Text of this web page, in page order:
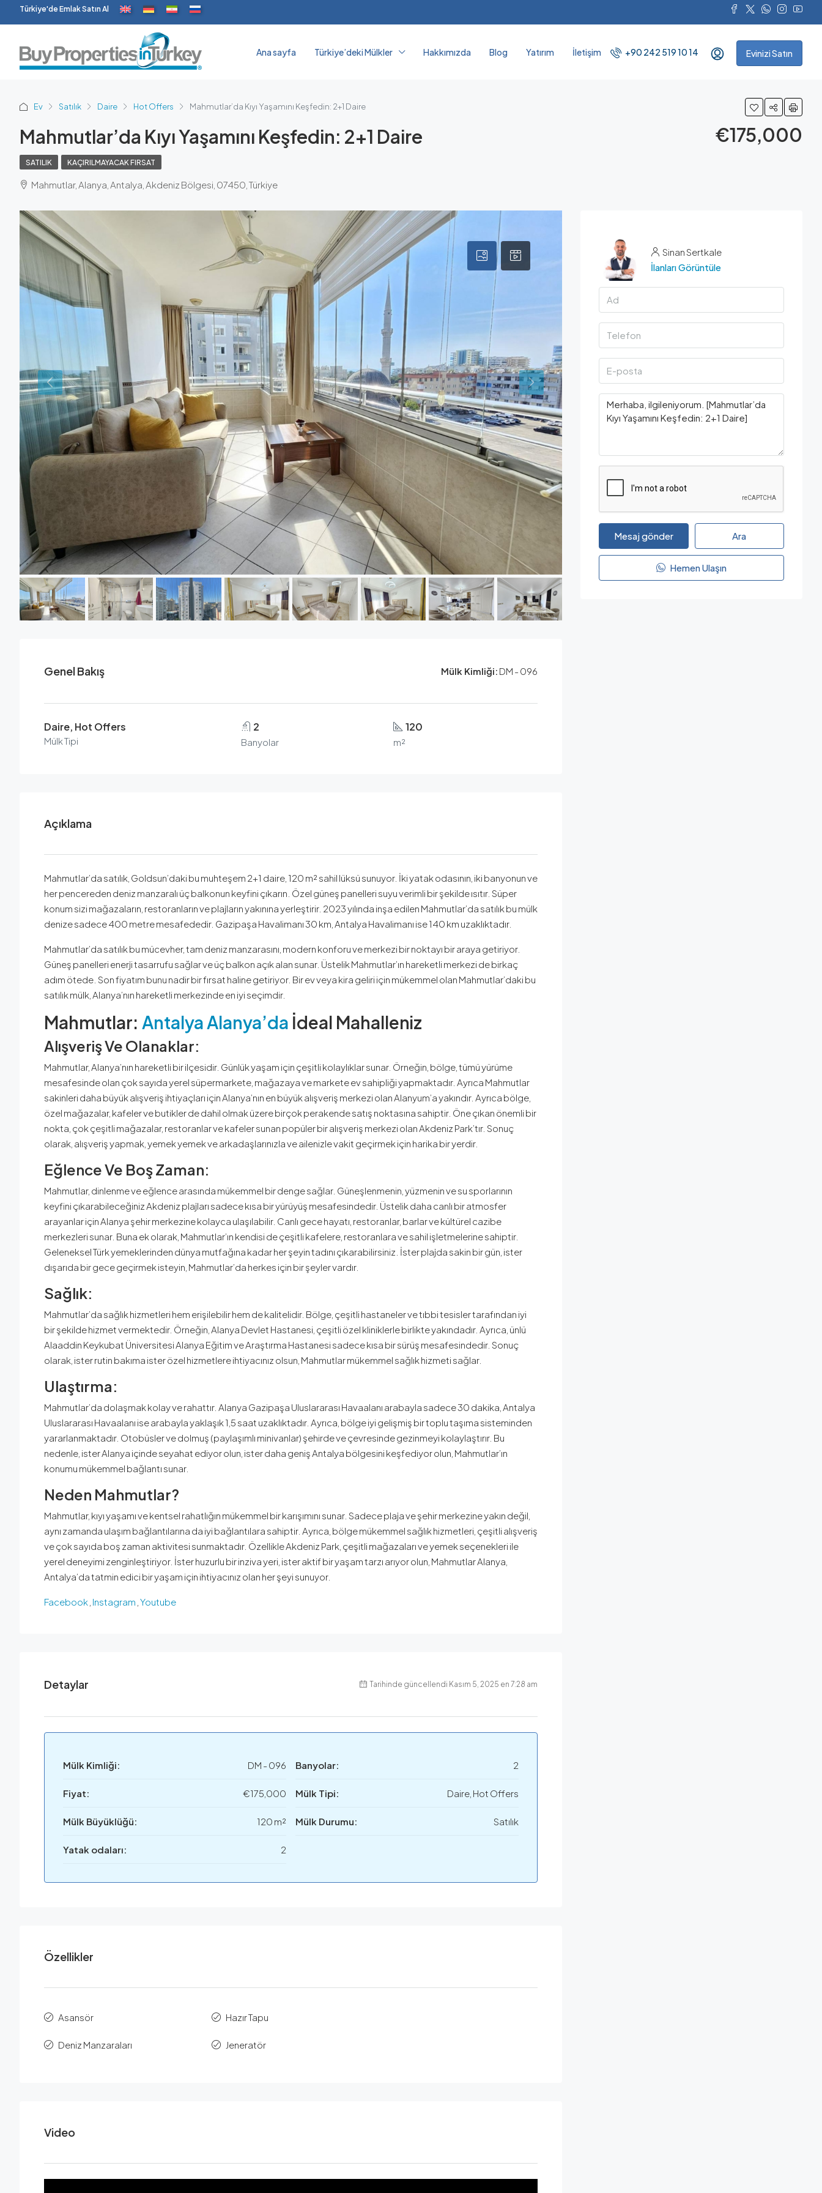
Türkiye'de Emlak Satın Al
Ana sayfa Türkiye’deki Mülkler Hakkımızda Blog Yatırım İletişim +90 242 519 10 14 Evinizi Satın
Ev Satılık Daire Hot Offers Mahmutlar’da Kıyı Yaşamını Keşfedin: 2+1 Daire
Mahmutlar’da Kıyı Yaşamını Keşfedin: 2+1 Daire €175,000
SATILIK KAÇIRILMAYACAK FIRSAT
Mahmutlar, Alanya, Antalya, Akdeniz Bölgesi, 07450, Türkiye
Genel Bakış Mülk Kimliği: DM - 096
Daire, Hot Offers
Mülk Tipi
2
Banyolar
120
m²
Açıklama
Mahmutlar’da satılık, Goldsun’daki bu muhteşem 2+1 daire, 120 m² sahil lüksü sunuyor. İki yatak odasının, iki banyonun ve
her pencereden deniz manzaralı üç balkonun keyfini çıkarın. Özel güneş panelleri suyu verimli bir şekilde ısıtır. Süper
konum sizi mağazaların, restoranların ve plajların yakınına yerleştirir. 2023 yılında inşa edilen Mahmutlar’da satılık bu mülk
denize sadece 400 metre mesafededir. Gazipaşa Havalimanı 30 km, Antalya Havalimanı ise 140 km uzaklıktadır.
Mahmutlar’da satılık bu mücevher, tam deniz manzarasını, modern konforu ve merkezi bir noktayı bir araya getiriyor.
Güneş panelleri enerji tasarrufu sağlar ve üç balkon açık alan sunar. Üstelik Mahmutlar’ın hareketli merkezi de birkaç
adım ötede. Son fiyatım bunu nadir bir fırsat haline getiriyor. Bir ev veya kira geliri için mükemmel olan Mahmutlar’daki bu
satılık mülk, Alanya’nın hareketli merkezinde en iyi seçimdir.
Mahmutlar: Antalya Alanya’da İdeal Mahalleniz
Alışveriş Ve Olanaklar:
Mahmutlar, Alanya’nın hareketli bir ilçesidir. Günlük yaşam için çeşitli kolaylıklar sunar. Örneğin, bölge, tümü yürüme
mesafesinde olan çok sayıda yerel süpermarkete, mağazaya ve markete ev sahipliği yapmaktadır. Ayrıca Mahmutlar
sakinleri daha büyük alışveriş ihtiyaçları için Alanya’nın en büyük alışveriş merkezi olan Alanyum’a yakındır. Ayrıca bölge,
özel mağazalar, kafeler ve butikler de dahil olmak üzere birçok perakende satış noktasına sahiptir. Öne çıkan önemli bir
nokta, çok çeşitli mağazalar, restoranlar ve kafeler sunan popüler bir alışveriş merkezi olan Akdeniz Park’tır. Sonuç
olarak, alışveriş yapmak, yemek yemek ve arkadaşlarınızla ve ailenizle vakit geçirmek için harika bir yerdir.
Eğlence Ve Boş Zaman:
Mahmutlar, dinlenme ve eğlence arasında mükemmel bir denge sağlar. Güneşlenmenin, yüzmenin ve su sporlarının
keyfini çıkarabileceğiniz Akdeniz plajları sadece kısa bir yürüyüş mesafesindedir. Üstelik daha canlı bir atmosfer
arayanlar için Alanya şehir merkezine kolayca ulaşılabilir. Canlı gece hayatı, restoranlar, barlar ve kültürel cazibe
merkezleri sunar. Buna ek olarak, Mahmutlar’ın kendisi de çeşitli kafelere, restoranlara ve sahil işletmelerine sahiptir.
Geleneksel Türk yemeklerinden dünya mutfağına kadar her şeyin tadını çıkarabilirsiniz. İster plajda sakin bir gün, ister
dışarıda bir gece geçirmek isteyin, Mahmutlar’da herkes için bir şeyler vardır.
Sağlık:
Mahmutlar’da sağlık hizmetleri hem erişilebilir hem de kalitelidir. Bölge, çeşitli hastaneler ve tıbbi tesisler tarafından iyi
bir şekilde hizmet vermektedir. Örneğin, Alanya Devlet Hastanesi, çeşitli özel kliniklerle birlikte yakındadır. Ayrıca, ünlü
Alaaddin Keykubat Üniversitesi Alanya Eğitim ve Araştırma Hastanesi sadece kısa bir sürüş mesafesindedir. Sonuç
olarak, ister rutin bakıma ister özel hizmetlere ihtiyacınız olsun, Mahmutlar mükemmel sağlık hizmeti sağlar.
Ulaştırma:
Mahmutlar’da dolaşmak kolay ve rahattır. Alanya Gazipaşa Uluslararası Havaalanı arabayla sadece 30 dakika, Antalya
Uluslararası Havaalanı ise arabayla yaklaşık 1,5 saat uzaklıktadır. Ayrıca, bölge iyi gelişmiş bir toplu taşıma sisteminden
yararlanmaktadır. Otobüsler ve dolmuş (paylaşımlı minivanlar) şehirde ve çevresinde gezinmeyi kolaylaştırır. Bu
nedenle, ister Alanya içinde seyahat ediyor olun, ister daha geniş Antalya bölgesini keşfediyor olun, Mahmutlar’ın
konumu mükemmel bağlantı sunar.
Neden Mahmutlar?
Mahmutlar, kıyı yaşamı ve kentsel rahatlığın mükemmel bir karışımını sunar. Sadece plaja ve şehir merkezine yakın değil,
aynı zamanda ulaşım bağlantılarına da iyi bağlantılara sahiptir. Ayrıca, bölge mükemmel sağlık hizmetleri, çeşitli alışveriş
ve çok sayıda boş zaman aktivitesi sunmaktadır. Özellikle Akdeniz Park, çeşitli mağazaları ve yemek seçenekleri ile
yerel deneyimi zenginleştiriyor. İster huzurlu bir inziva yeri, ister aktif bir yaşam tarzı arıyor olun, Mahmutlar Alanya,
Antalya’da tatmin edici bir yaşam için ihtiyacınız olan her şeyi sunuyor.
Facebook Instagram Youtube
Detaylar Tarihinde güncellendi Kasım 5, 2025 en 7:28 am
Mülk Kimliği: DM - 096
Fiyat: €175,000
Mülk Büyüklüğü: 120 m²
Yatak odaları: 2
Banyolar: 2
Mülk Tipi: Daire, Hot Offers
Mülk Durumu: Satılık
Özellikler
Asansör
Deniz Manzaraları
Hazır Tapu
Jeneratör
Video
Sinan Sertkale
İlanları Görüntüle
Mesaj gönder Ara
Hemen Ulaşın